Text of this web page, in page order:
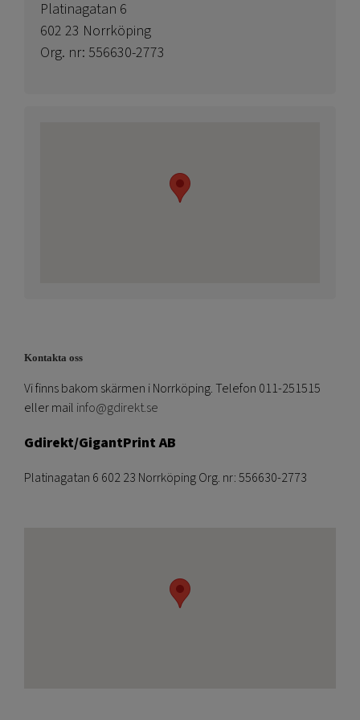
Platinagatan 6
602 23 Norrköping
Org. nr: 556630-2773
Kontakta oss
Vi finns bakom skärmen i Norrköping. Telefon 011-251515
eller mail info@gdirekt.se
Gdirekt/GigantPrint AB
Platinagatan 6 602 23 Norrköping Org. nr: 556630-2773